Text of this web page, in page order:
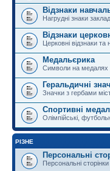
Відзнаки
Нагрудні знаки
Відзнаки
Церковні відзнаки та
Медальєрика
Символи на медалях
Геральдичні
Значки з гербами
Спортивні
Олімпійські,
РІЗНЕ
Персональні
Персональні